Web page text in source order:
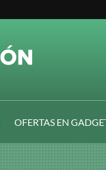
OFERTAS EN